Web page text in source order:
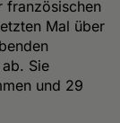
französischen
Mal über
Sie
und 29